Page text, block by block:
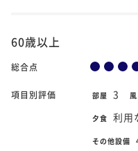
60歳以上
総合点
項目別評価 部屋 3
夕食 利用
その他設備